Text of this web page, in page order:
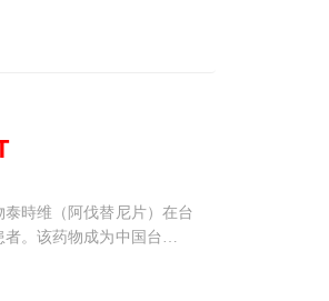
泰時维（阿伐替尼片）在台
。该药物成为中国台湾地